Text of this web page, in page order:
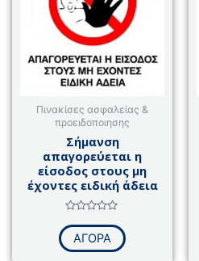
Πινακίσες ασφαλείας &
προειδοποιησης
Σήμανση
απαγορεύεται η
είσοδος στους μη
έχοντες ειδική άδεια
με
από
ΑΓΟΡΑ